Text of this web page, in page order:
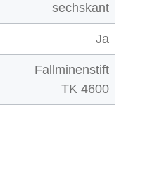
sechskant
Ja
Fallminenstift
TK 4600